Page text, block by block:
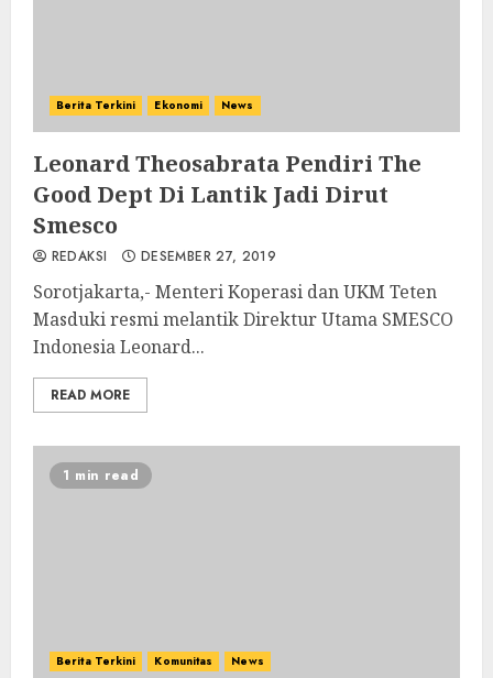
Berita Terkini Ekonomi News
Leonard Theosabrata Pendiri The
Good Dept Di Lantik Jadi Dirut
Smesco
REDAKSI DESEMBER 27, 2019
Sorotjakarta,- Menteri Koperasi dan UKM Teten
Masduki resmi melantik Direktur Utama SMESCO
Indonesia Leonard...
READ MORE
1 min read
Berita Terkini Komunitas News